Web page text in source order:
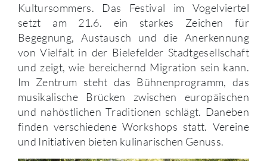
Kultursommers. Das Festival im Vogelviertel
setzt am 21.6. ein starkes Zeichen für
Begegnung, Austausch und die Anerkennung
von Vielfalt in der Bielefelder Stadtgesellschaft
und zeigt, wie bereichernd Migration sein kann.
Im Zentrum steht das Bühnenprogramm, das
musikalische Brücken zwischen europäischen
und nahöstlichen Traditionen schlägt. Daneben
finden verschiedene Workshops statt. Vereine
und Initiativen bieten kulinarischen Genuss.